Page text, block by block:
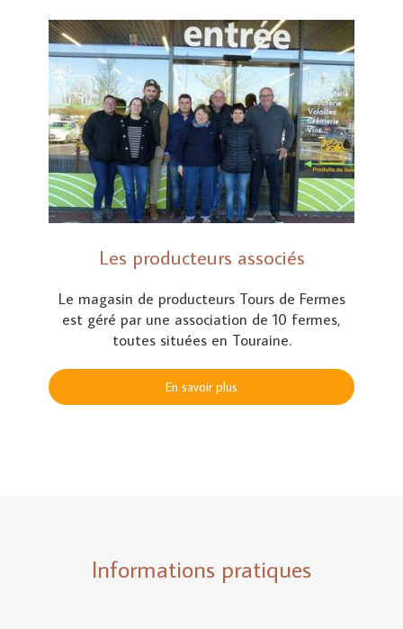
Les producteurs associés
Le magasin de producteurs Tours de Fermes
est géré par une association de 10 fermes,
toutes situées en Touraine.
En savoir plus
Informations pratiques